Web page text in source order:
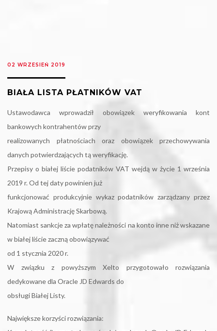
02 WRZESIEŃ 2019
BIAŁA LISTA PŁATNIKÓW VAT
Ustawodawca wprowadził obowiązek weryfikowania kont
bankowych kontrahentów przy
realizowanych płatnościach oraz obowiązek przechowywania
danych potwierdzających tą weryfikację.
Przepisy o białej liście podatników VAT wejdą w życie 1 września
2019 r. Od tej daty powinien już
funkcjonować produkcyjnie wykaz podatników zarządzany przez
Krajową Administrację Skarbową.
Natomiast sankcje za wpłatę należności na konto inne niż wskazane
w białej liście zaczną obowiązywać
od 1 stycznia 2020 r.
W związku z powyższym Xelto przygotowało rozwiązania
dedykowane dla Oracle JD Edwards do
obsługi Białej Listy.
Największe korzyści rozwiązania: